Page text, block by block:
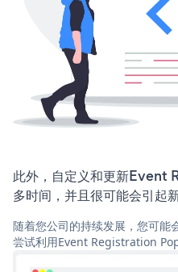
此外，自定义和更新
多时间，并且很可能会引起
随着您公司的持续发展，您可能
尝试利用Event Registration